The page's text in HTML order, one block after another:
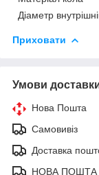
Діаметр
Приховати
Умови
Нова Пошта
Самовивіз
Доставка
НОВА ПОШТА